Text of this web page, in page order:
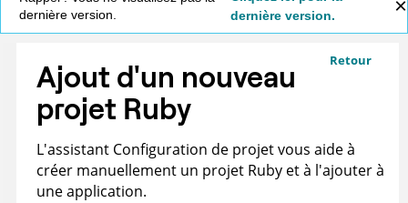
dernière version.
dernière version.
Retour
Ajout d'un nouveau
projet Ruby
L'assistant Configuration de projet vous aide à
créer manuellement un projet Ruby et à l'ajouter à
une application.